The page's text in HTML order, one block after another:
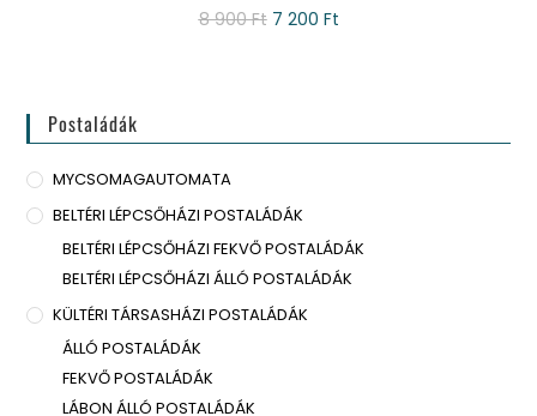
8 900Ft 7 200 Ft
Postaládák
MYCSOMAGAUTOMATA
BELTÉRI LÉPCSŐHÁZI POSTALÁDÁK
BELTÉRI LÉPCSŐHÁZI FEKVŐ POSTALÁDÁK
BELTÉRI LÉPCSŐHÁZI ÁLLÓ POSTALÁDÁK
KÜLTÉRI TÁRSASHÁZI POSTALÁDÁK
ÁLLÓ POSTALÁDÁK
FEKVŐ POSTALÁDÁK
LÁBON ÁLLÓ POSTALÁDÁK